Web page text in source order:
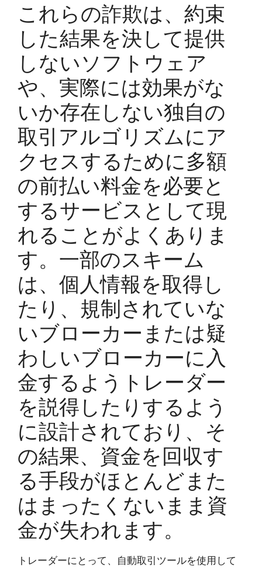
これらの詐欺は、約束
した結果を決して提供
しないソフトウェア
や、実際には効果がな
いか存在しない独自の
取引アルゴリズムにア
クセスするために多額
の前払い料金を必要と
するサービスとして現
れることがよくありま
す。一部のスキーム
は、個人情報を取得し
たり、規制されていな
いブローカーまたは疑
わしいブローカーに入
金するようトレーダー
を説得したりするよう
に設計されており、そ
の結果、資金を回収す
る手段がほとんどまた
はまったくないまま資
金が失われます。
トレーダーにとって、自動取引ツールを使用して